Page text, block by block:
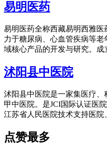
易明医药
易明医药全称西藏易明西雅
力于糖尿病、心血管疾病等
域核心产品的开发与研究。成
沭阳县中医院
沭阳县中医院是一家集医疗
甲中医院。是JCI国际认证医
江苏省人民医院技术支持医院
点赞最多